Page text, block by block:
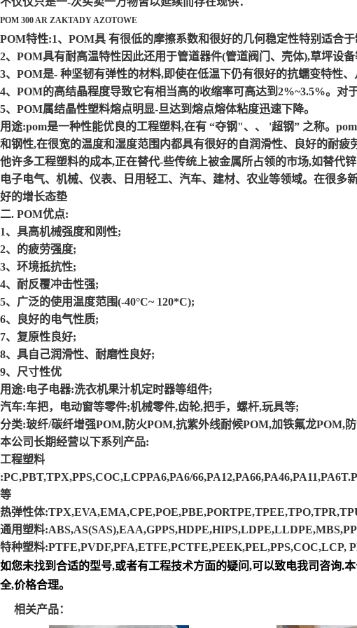
POM 300 AR ZAKTADY AZOTOWE
POM特性:1、POM具 有很低的摩擦系数和很好的几何稳定性特别适合于
2、POM具有耐高温特性因此还用于管道器件(管道阀门、壳体),草坪设备
3、POM是- 种坚韧有弹性的材料,即使在低温下仍有很好的抗蠕变特性、
4、POM的高结晶程度导致它有相当高的收缩率可高达到2%~3.5%。对
5、POM属结晶性塑料熔点明显-旦达到熔点熔体粘度迅速下降。
用途:pom是一种性能优良的工程塑料,在有 “夺钢"、、 '超钢” 之称。
和钢性,在很宽的温度和湿度范围内都具有很好的自润滑性、良好的耐
他许多工程塑料的成本,正在替代-些传统上被金属所占领的市场,如替代
电子电气、机械、仪表、日用轻工、汽车、建材、农业等领域。在很多
好的增长态垫
二. POM优点:
1、具高机械强度和刚性;
2、的疲劳强度;
3、环境抵抗性;
4、耐反覆冲击性强;
5、广泛的使用温度范围(-40°C~ 120*C);
6、良好的电气性质;
7、复原性良好;
8、具自己润滑性、耐磨性良好;
9、尺寸性优
用途:电子电器:洗衣机果汁机定时器等组件;
汽车:车把，电动窗等零件;机械零件,齿轮,把手，螺杆,玩具等;
分类:玻纤/碳纤增强POM,防火POM,抗紫外线耐候POM,加铁氟龙POM,
本公司长期经营以下系列产品:
工程塑料
:PC,PBT,TPX,PPS,COC,LCPPA6,PA6/
等
热弹性体
通用塑料
特种塑料:PTFE,PVDF,PFA,ETFE,PCTFE,PEEK,PEL,PPS,COC,LCP,
如您未找到合适的型号,或者有工程技术方面的疑问,可以致电我司咨询.
全,价格合理。
相关产品：